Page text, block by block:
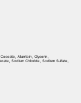
Allantoin, Glycerin,
Sodium Chloride, Sodium Sulfate,